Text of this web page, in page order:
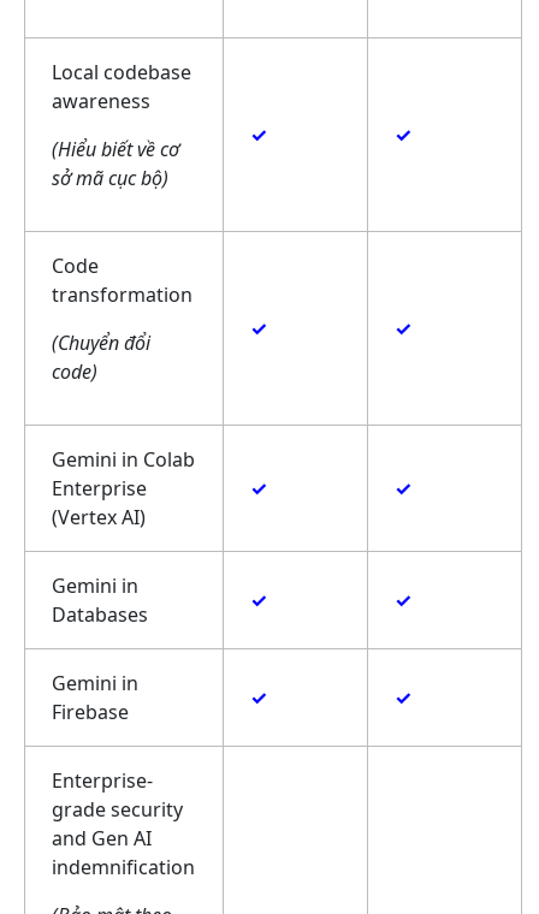
Local codebase
awareness
(Hiểu biết về cơ
sở mã cục bộ)
✓ ✓
Code
transformation
(Chuyển đổi
code)
✓ ✓
Gemini in Colab
Enterprise
(Vertex AI)
✓ ✓
Gemini in
Databases
✓ ✓
Gemini in
Firebase
✓ ✓
Enterprise-
grade security
and Gen AI
indemnification